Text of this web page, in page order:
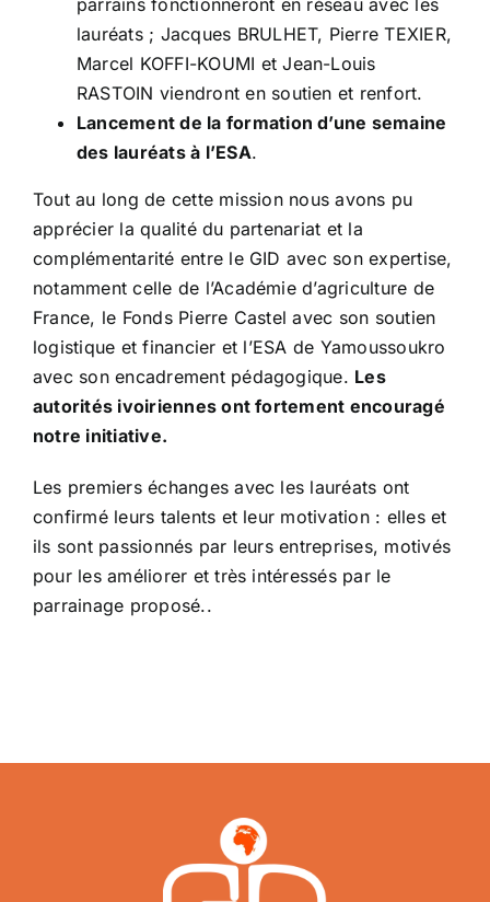
parrains fonctionneront en réseau avec les
lauréats ; Jacques BRULHET, Pierre TEXIER,
Marcel KOFFI-KOUMI et Jean-Louis
RASTOIN viendront en soutien et renfort.
Lancement de la formation d’une semaine
des lauréats à l’ESA.
Tout au long de cette mission nous avons pu
apprécier la qualité du partenariat et la
complémentarité entre le GID avec son expertise,
notamment celle de l’Académie d’agriculture de
France, le Fonds Pierre Castel avec son soutien
logistique et financier et l’ESA de Yamoussoukro
avec son encadrement pédagogique. Les
autorités ivoiriennes ont fortement encouragé
notre initiative.
Les premiers échanges avec les lauréats ont
confirmé leurs talents et leur motivation : elles et
ils sont passionnés par leurs entreprises, motivés
pour les améliorer et très intéressés par le
parrainage proposé..